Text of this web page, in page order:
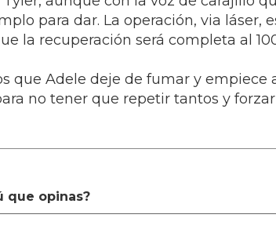
para dar. La operación, via láser,
la recuperación será completa al
que Adele deje de fumar y empiece
no tener que repetir tantos y
que opinas?